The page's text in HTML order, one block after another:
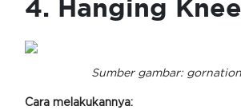
4. Hanging
Sumber gambar:
Cara melakukannya: